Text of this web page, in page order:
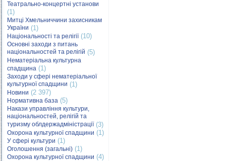
Театрально-концертні установи
(1)
Митці Хмельниччини захисникам
України (1)
Національності та релігії(10)
Основні заходи з питань
національностей та релігій (5)
Нематеріальна культурна
спадщина (1)
Заходи у сфері нематеріальної
культурної спадщини (1)
Новини (2 397)
Нормативна база (5)
Накази управління культури,
національностей, релігій та
туризму облдержадміністрації(3)
Охорона культурної спадщини (1)
У сфері культури (1)
Оголошення (загальні) (1)
Охорона культурної спадщини (4)